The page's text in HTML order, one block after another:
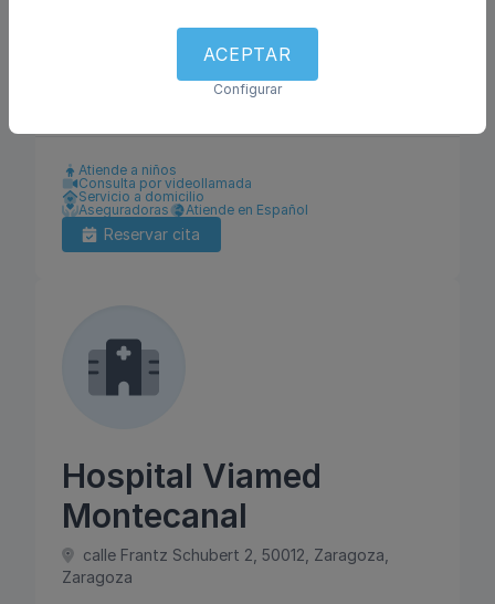
Psicología Pediatría
Atiende a niños
Consulta por videollamada
Servicio a domicilio
Aseguradoras
Atiende en Español
Reservar cita
Hospital Viamed
Montecanal
calle Frantz Schubert 2, 50012, Zaragoza,
Zaragoza
ACEPTAR
Configurar